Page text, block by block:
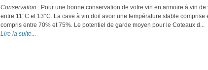
Conservation : Pour une bonne conservation de votre vin en armoire à vin
entre 11°C et 13°C. La cave à vin doit avoir une température stable comprise
compris entre 70% et 75%. Le potentiel de garde moyen pour le Coteaux d...
Lire la suite...